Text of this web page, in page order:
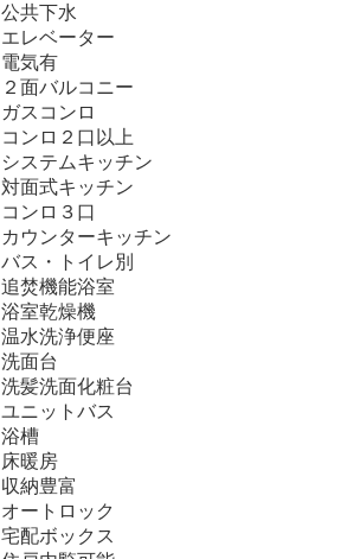
公共下水
エレベーター
電気有
２面バルコニー
ガスコンロ
コンロ２口以上
システムキッチン
対面式キッチン
コンロ３口
カウンターキッチン
バス・トイレ別
追焚機能浴室
浴室乾燥機
温水洗浄便座
洗面台
洗髪洗面化粧台
ユニットバス
浴槽
床暖房
収納豊富
オートロック
宅配ボックス